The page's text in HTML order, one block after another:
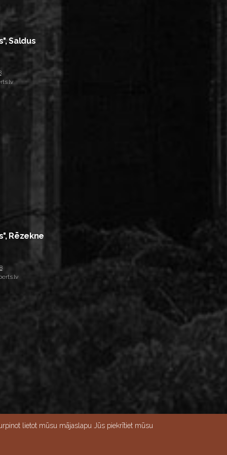
Saldus
Rēzekne
lietot mūsu mājaslapu Jūs piekrītiet mūsu